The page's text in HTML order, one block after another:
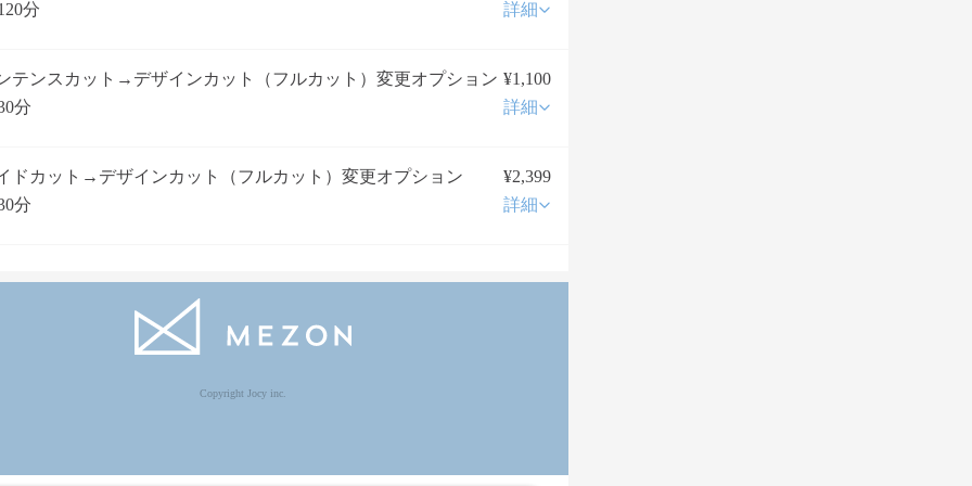
分 詳細
テンスカット→デザインカット（フルカット）変更オプション ¥1,100
分
詳細
ドカット→デザインカット（フルカット）変更オプション
¥2,399
分
詳細
Copyright Jocy inc.